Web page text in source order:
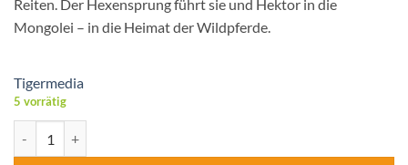
Reiten. Der Hexensprung führt sie und Hektor in die
Mongolei – in die Heimat der Wildpferde.
Tigermedia
5 vorrätig